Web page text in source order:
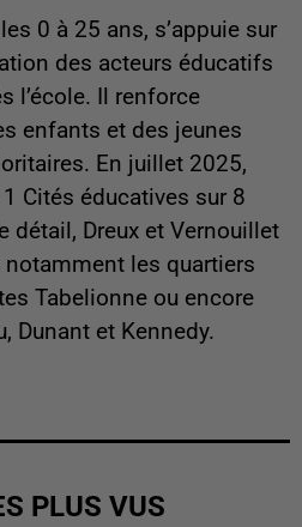
0 à 25 ans, s’appuie sur
des acteurs éducatifs
l’école. Il renforce
enfants et des jeunes
En juillet 2025,
Cités éducatives sur 8
détail, Dreux et Vernouillet
les quartiers
Tabelionne ou encore
Dunant et Kennedy.
PLUS VUS